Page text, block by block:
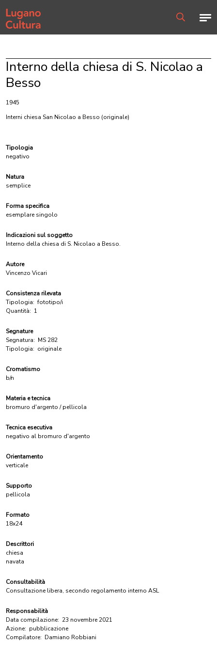
Home page
Interno della chiesa di S. Nicolao a
Besso
1945
Interni chiesa San Nicolao a Besso (originale)
Tipologia
negativo
Natura
semplice
Forma specifica
esemplare singolo
Indicazioni sul soggetto
Interno della chiesa di S. Nicolao a Besso.
Autore
Vincenzo Vicari
Consistenza rilevata
Tipologia: fototipo/i
Quantità: 1
Segnature
Segnatura: MS 282
Tipologia: originale
Cromatismo
b/n
Materia e tecnica
bromuro d'argento / pellicola
Tecnica esecutiva
negativo al bromuro d'argento
Orientamento
verticale
Supporto
pellicola
Formato
18x24
Descrittori
chiesa
navata
Consultabilità
Consultazione libera, secondo regolamento interno ASL
Responsabilità
Data compilazione: 23 novembre 2021
Azione: pubblicazione
Compilatore: Damiano Robbiani